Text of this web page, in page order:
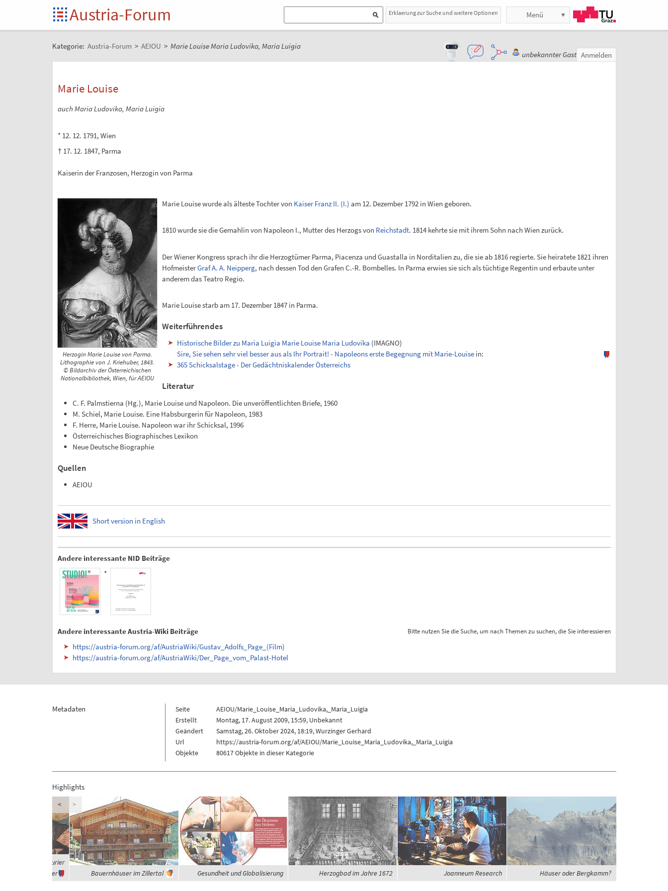
Austria-Forum Erklaerung zur Suche und weitere Optionen Menü
Kategorie: Austria-Forum > AEIOU > Marie Louise Maria Ludovika, Maria Luigia
unbekannter Gast Anmelden
Marie Louise
auch Maria Ludovika, Maria Luigia
* 12. 12. 1791, Wien
† 17. 12. 1847, Parma
Kaiserin der Franzosen, Herzogin von Parma
Herzogin Marie Louise von Parma.
Lithographie von J. Kriehuber, 1843.
© Bildarchiv der Österreichischen
Nationalbibliothek, Wien, für AEIOU
Marie Louise wurde als älteste Tochter von Kaiser Franz II. (I.) am 12. Dezember 1792 in Wien geboren.
1810 wurde sie die Gemahlin von Napoleon I., Mutter des Herzogs von Reichstadt. 1814 kehrte sie mit ihrem Sohn nach Wien zurück.
Der Wiener Kongress sprach ihr die Herzogtümer Parma, Piacenza und Guastalla in Norditalien zu, die sie ab 1816 regierte. Sie heiratete 1821 ihren
HofmeisterGraf A. A. Neipperg, nach dessen Tod den Grafen C.-R. Bombelles. In Parma erwies sie sich als tüchtige Regentin und erbaute unter
anderem das Teatro Regio.
Marie Louise starb am 17. Dezember 1847 in Parma.
Weiterführendes
Historische Bilder zu Maria Luigia Marie Louise Maria Ludovika (IMAGNO)
Sire, Sie sehen sehr viel besser aus als Ihr Portrait! - Napoleons erste Begegnung mit Marie-Louise in:
365 Schicksalstage - Der Gedächtniskalender Österreichs
Literatur
C. F. Palmstierna (Hg.), Marie Louise und Napoleon. Die unveröffentlichten Briefe, 1960
M. Schiel, Marie Louise. Eine Habsburgerin für Napoleon, 1983
F. Herre, Marie Louise. Napoleon war ihr Schicksal, 1996
Österreichisches Biographisches Lexikon
Neue Deutsche Biographie
Quellen
AEIOU
Short version in English
Andere interessante NID Beiträge
*
Bitte nutzen Sie die Suche, um nach Themen zu suchen, die Sie interessieren
Andere interessante Austria-Wiki Beiträge
https://austria-forum.org/af/AustriaWiki/Gustav_Adolfs_Page_(Film)
https://austria-forum.org/af/AustriaWiki/Der_Page_vom_Palast-Hotel
Metadaten Seite
AEIOU/Marie_Louise_Maria_Ludovika,_Maria_Luigia
Erstellt
Montag, 17. August 2009, 15:59, Unbekannt
Geändert
Samstag, 26. Oktober 2024, 18:19,Wurzinger Gerhard
Url
https://austria-forum.org/af/AEIOU/Marie_Louise_Maria_Ludovika,_Maria_Luigia
Objekte
80617 Objekte in dieser Kategorie
Highlights
waren die Dinosaurier
Vegetarier
Bauernhäuser im Zillertal Gesundheit und Globalisierung Herzogbad im Jahre 1672 Joanneum Research Häuser oder Bergkamm?
< >